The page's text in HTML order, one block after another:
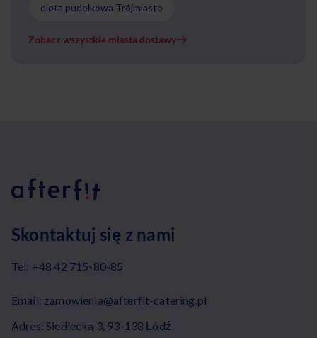
dieta pudełkowa Trójmiasto
Zobacz wszystkie miasta dostawy
Skontaktuj się z nami
Tel: +48 42 715-80-85
Email: zamowienia@afterfit-catering.pl
Adres: Siedlecka 3, 93-138 Łódź